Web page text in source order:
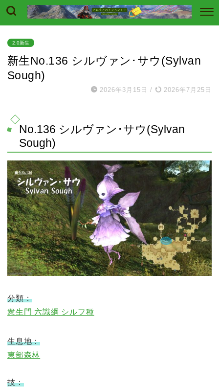
2.0新生
新生No.136 シルヴァン･サウ(Sylvan
Sough)
2026年3月15日 / 2026年7月25日
No.136 シルヴァン･サウ(Sylvan
Sough)
分類：
衆生門 六識綱 シルフ種
生息地：
東部森林
技：